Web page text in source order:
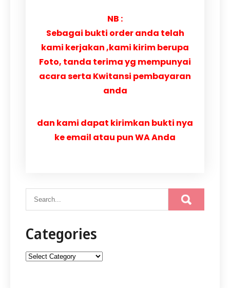
NB :
Sebagai bukti order anda telah
kami kerjakan ,kami kirim berupa
Foto, tanda terima yg mempunyai
acara serta Kwitansi pembayaran
anda
dan kami dapat kirimkan bukti nya
ke email atau pun WA Anda
Categories
Categories